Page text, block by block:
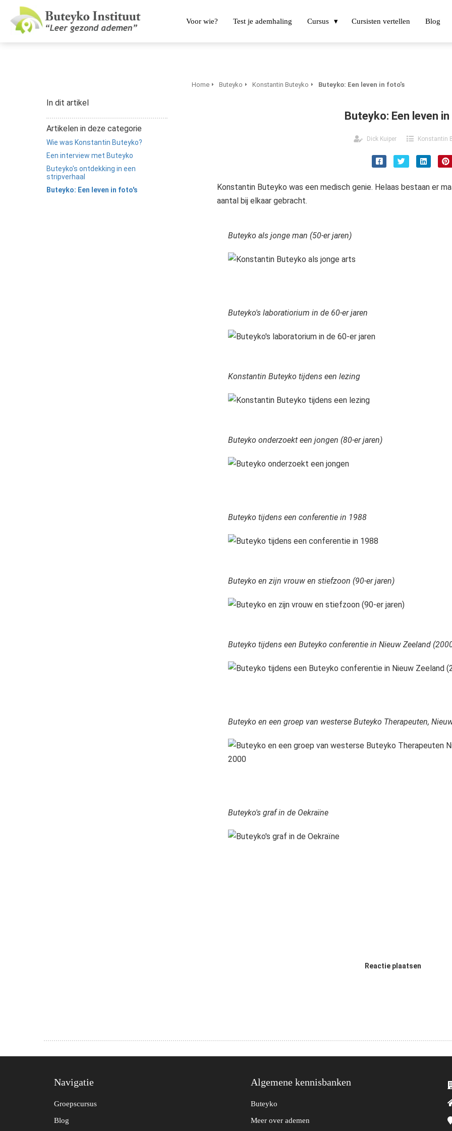
Voor wie? Test je ademhaling Cursus Cursisten vertellen Blog
In dit artikel
Artikelen in deze categorie
Wie was Konstantin Buteyko?
Een interview met Buteyko
Buteyko's ontdekking in een
stripverhaal
Buteyko: Een leven in foto's
Home Buteyko Konstantin Buteyko Buteyko: Een leven in foto's
Buteyko: Een leven
Dick Kuiper Konstantin
Konstantin Buteyko was een medisch genie. Helaas bestaan er
aantal bij elkaar gebracht.
Buteyko als jonge man (50-er jaren)
Buteyko's laboratiorium in de 60-er jaren
Konstantin Buteyko tijdens een lezing
Buteyko onderzoekt een jongen (80-er jaren)
Buteyko tijdens een conferentie in 1988
Buteyko en zijn vrouw en stiefzoon (90-er jaren)
Buteyko tijdens een Buteyko conferentie in Nieuw Zeeland
Buteyko en een groep van westerse Buteyko Therapeuten,
Buteyko's graf in de Oekraïne
Reactie plaatsen
Navigatie
Groepscursus
Blog
Algemene kennisbanken
Buteyko
Meer over ademen